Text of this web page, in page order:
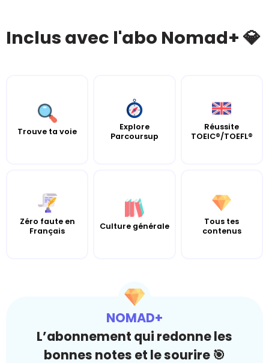
Inclus avec l'abo Nomad+ 💎
Trouve ta voie
Explore
Parcoursup
Réussite
TOEIC®/TOEFL®
Zéro faute en
Français
Culture générale
Tous tes
contenus
NOMAD+
L’abonnement qui redonne les
bonnes notes et le sourire 🎯